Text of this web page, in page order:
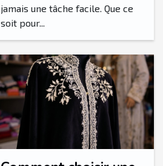
jamais une tâche facile. Que ce
soit pour...